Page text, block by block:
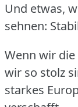
Und etwas,
sehnen:
Wenn wir
wir so stolz
starkes